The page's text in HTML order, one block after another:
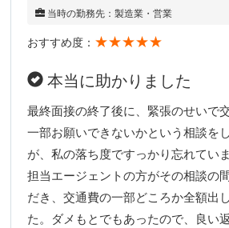
当時の勤務先：製造業・営業
おすすめ度： ★★★★★
本当に助かりました
最終面接の終了後に、緊張のせいで
一部お願いできないかという相談を
が、私の落ち度ですっかり忘れてい
担当エージェントの方がその相談の
だき、交通費の一部どころか全額出
た。ダメもとでもあったので、良い